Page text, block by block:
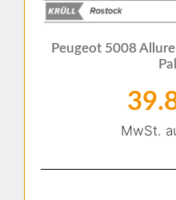
Peugeot 5008
MwSt.